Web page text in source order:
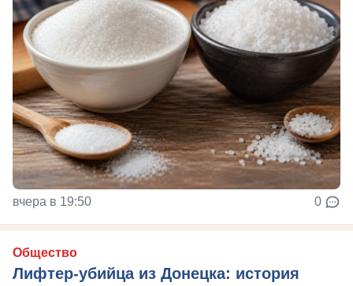
вчера в 19:50 0
Общество
Лифтер-убийца из Донецка: история